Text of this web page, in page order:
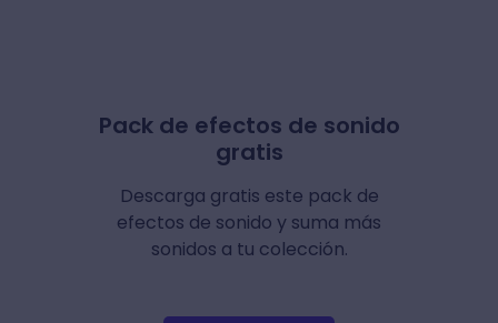
Pack de efectos de sonido
gratis
Descarga gratis este pack de
efectos de sonido y suma más
sonidos a tu colección.